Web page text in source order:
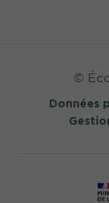
©
Données